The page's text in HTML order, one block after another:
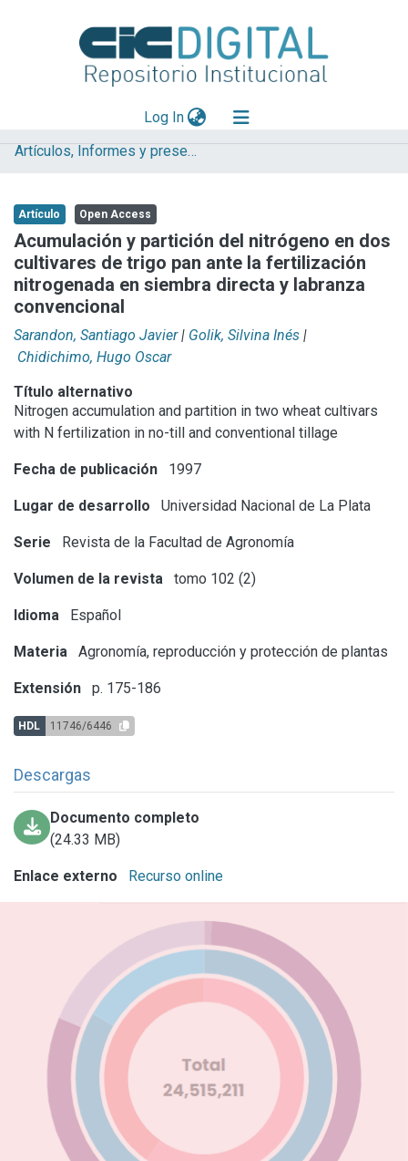
Log In(current)
Explorar
Aportar material
Statistics
Artículos, Informes y presentaciones en Congresos (UNLP)
Artículo Open Access
Acumulación y partición del nitrógeno en dos
cultivares de trigo pan ante la fertilización
nitrogenada en siembra directa y labranza
convencional
Sarandon, Santiago Javier | Golik, Silvina Inés |
Chidichimo, Hugo Oscar
Título alternativo
Nitrogen accumulation and partition in two wheat cultivars
with N fertilization in no-till and conventional tillage
Fecha de publicación 1997
Lugar de desarrollo Universidad Nacional de La Plata
Serie Revista de la Facultad de Agronomía
Volumen de la revista tomo 102 (2)
Idioma Español
Materia Agronomía, reproducción y protección de plantas
Extensión p. 175-186
HDL 11746/6446
Descargas
Documento completo
(24.33 MB)
Enlace externo Recurso online